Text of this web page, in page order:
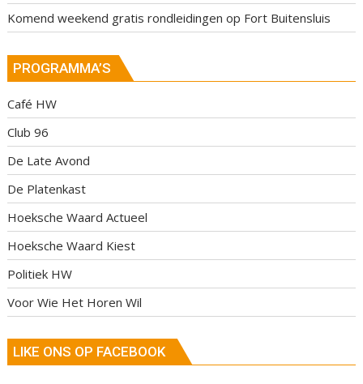
Komend weekend gratis rondleidingen op Fort Buitensluis
PROGRAMMA’S
Café HW
Club 96
De Late Avond
De Platenkast
Hoeksche Waard Actueel
Hoeksche Waard Kiest
Politiek HW
Voor Wie Het Horen Wil
LIKE ONS OP FACEBOOK